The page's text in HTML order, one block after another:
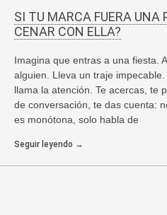
SI TU MARCA FUERA UNA
CENAR CON ELLA?
Imagina que entras a una fiesta.
alguien. Lleva un traje
llama la atención. Te acercas, te
de conversación, te das cuenta:
es monótona, solo habla de
Seguir leyendo →